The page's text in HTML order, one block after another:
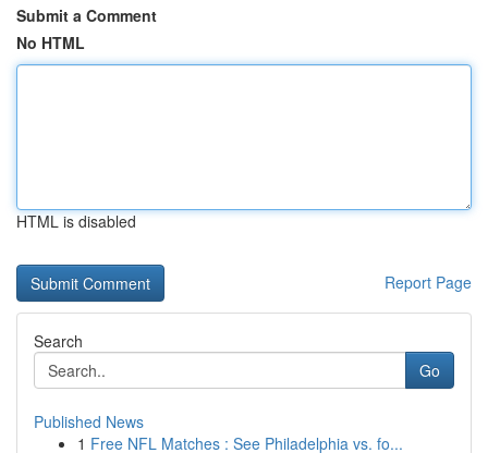
Submit a Comment
No HTML
HTML is disabled
Report Page
Search
Go
Published News
1 Free NFL Matches : See Philadelphia vs. fo...